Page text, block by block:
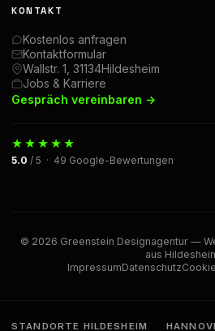
KONTAKT
Kostenlos anfragen
Kontaktformular
Wallstr. 1, 31134Hildesheim
Jobs & Karriere
Gespräch vereinbaren →
★★★★★
5.0 / 5 · 49 Google-Bewertungen
© 2026 Greenstein Designagentur —
aus
ImpressumDatenschutz
STANDORTE HILDESHEIM